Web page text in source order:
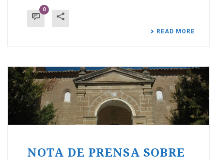
0
READ MORE
NOTA DE PRENSA SOBRE